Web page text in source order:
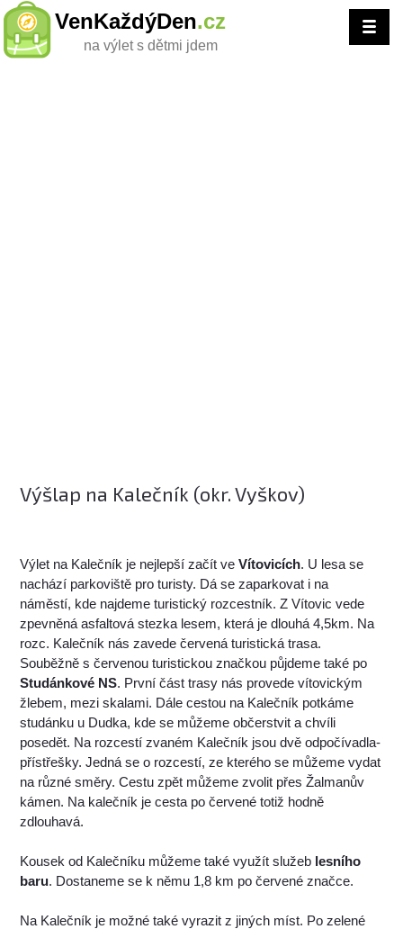
VenKaždýDen.cz
na výlet s dětmi jdem
Výšlap na Kalečník (okr. Vyškov)
Výlet na Kalečník je nejlepší začít veVítovicích. U lesa se
nachází parkoviště pro turisty. Dá se zaparkovat i na
náměstí, kde najdeme turistický rozcestník. Z Vítovic vede
zpevněná asfaltová stezka lesem, která je dlouhá 4,5km. Na
rozc. Kalečník nás zavede červená turistická trasa.
Souběžně s červenou turistickou značkou půjdeme také po
Studánkové NS. První část trasy nás provede vítovickým
žlebem, mezi skalami. Dále cestou na Kalečník potkáme
studánku u Dudka, kde se můžeme občerstvit a chvíli
posedět. Na rozcestí zvaném Kalečník jsou dvě odpočívadla-
přístřešky. Jedná se o rozcestí, ze kterého se můžeme vydat
na různé směry. Cestu zpět můžeme zvolit přes Žalmanův
kámen. Na kalečník je cesta po červené totiž hodně
zdlouhavá.
Kousek od Kalečníku můžeme také využít služeb lesního
baru. Dostaneme se k němu 1,8 km po červené značce.
Na Kalečník je možné také vyrazit z jiných míst. Po zelené